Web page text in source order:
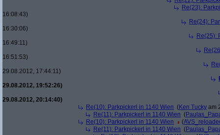
Re(23):
16:08:43)
Re(24):
16:30:06)
Re(25):
16:49:11)
16:51:53)
29.08.2012, 17:44:11)
29.08.2012, 19:52:26)
29.08.2012, 20:14:40)
Re(10): Parkpickerl in 1140 Wien (Ken Tucky am
Re(11): Parkpickerl in 1140 Wien (
Re(10): Parkpickerl in 1140 Wien
(
Re(11): Parkpickerl in 1140 Wien (